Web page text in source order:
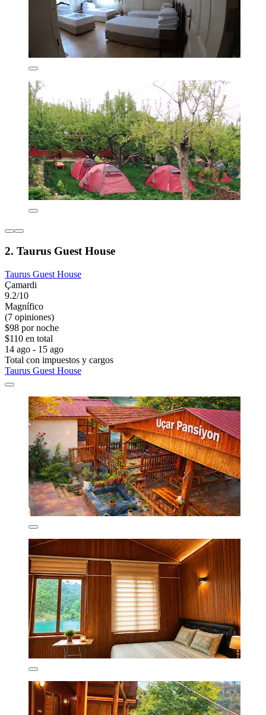
2. Taurus Guest House
Taurus Guest House
Çamardi
9.2/10
Magnífico
(7 opiniones)
$98 por noche
$110 en total
14 ago - 15 ago
Total con impuestos y cargos
Taurus Guest House